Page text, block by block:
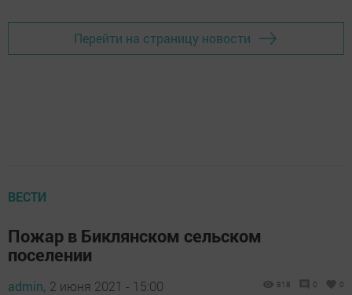
Перейти на страницу новости
ВЕСТИ
Пожар в Биклянском сельском
поселении
admin, 2 июня 2021 - 15:00 818 0 0